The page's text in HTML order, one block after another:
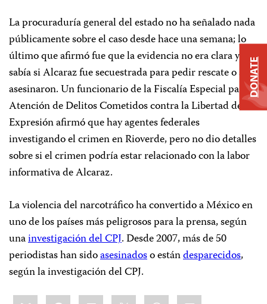
La procuraduría general del estado no ha señalado nada
públicamente sobre el caso desde hace una semana; lo
último que afirmó fue que la evidencia no era clara y no
sabía si Alcaraz fue secuestrada para pedir rescate o si la
asesinaron. Un funcionario de la Fiscalía Especial para la
Atención de Delitos Cometidos contra la Libertad de
Expresión afirmó que hay agentes federales
investigando el crimen en Rioverde, pero no dio detalles
sobre si el crimen podría estar relacionado con la labor
informativa de Alcaraz.
La violencia del narcotráfico ha convertido a México en
uno de los países más peligrosos para la prensa, según
unainvestigación del CPJ. Desde 2007, más de 50
periodistas han sidoasesinadoso estándesparecidos,
según la investigación del CPJ.
Share
DONATE